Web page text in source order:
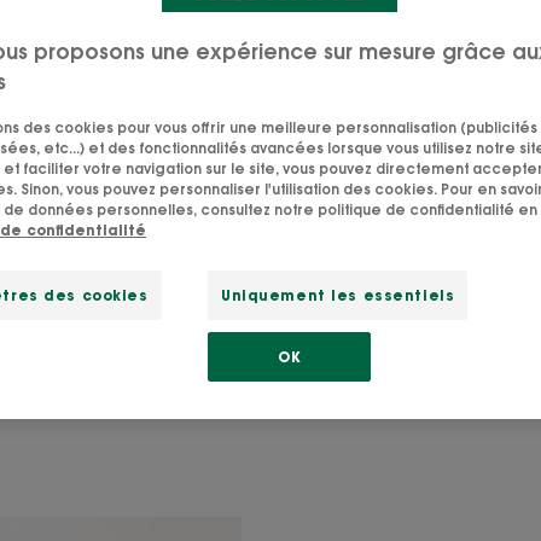
anti-pollution pour
peau libérée délivrée
pollution, c’est un peu le méchant qui ne se découvre
de pair avec nos vies urbaines. Teint couleur
planche de charcuterie, points noirs qui se
dans le métro. On ne la voit pas, mais elle n’est
minois ! Alors avant de tout plaquer pour aller vous
conseils pour lui faire la peau…
proposons une expérience sur mesure grâce
des cookies pour vous offrir une meilleure personnalisation (publicités
etc...) et des fonctionnalités avancées lorsque vous utilisez notre
et faciliter votre navigation sur le site, vous pouvez directement
Sinon, vous pouvez personnaliser l'utilisation des cookies. Pour en
données personnelles, consultez notre politique de confidentialité en
confidentialité
des cookies Uniquement les essentiels
OK